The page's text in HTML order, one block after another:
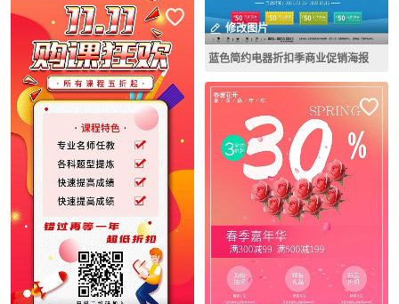
修改图片
蓝色简约电器折扣季商业促销海报